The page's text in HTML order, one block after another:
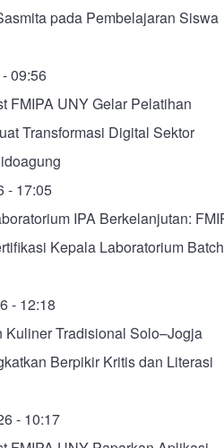
pada Pembelajaran Siswa
09:56
FMIPA UNY Gelar Pelatihan
Transformasi Digital Sektor
- 17:05
IPA Berkelanjutan:
Kepala Laboratorium
- 12:18
Kuliner Tradisional Solo–Jogja
Berpikir Kritis dan Literasi
- 10:17